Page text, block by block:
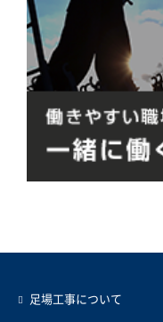
足場工事について